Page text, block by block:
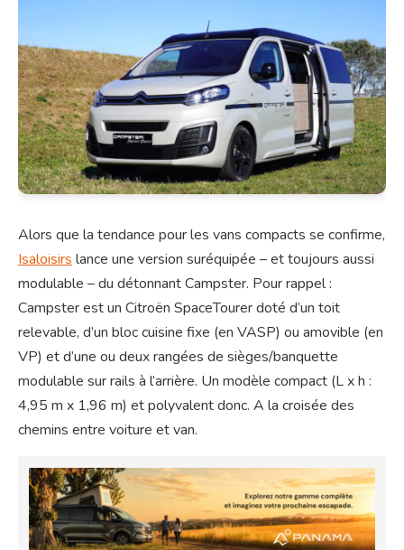
Alors que la tendance pour les vans compacts se confirme,
Isaloisirslance une version suréquipée – et toujours aussi
modulable – du détonnant Campster. Pour rappel :
Campster est un Citroën SpaceTourer doté d’un toit
relevable, d’un bloc cuisine fixe (en VASP) ou amovible (en
VP) et d’une ou deux rangées de sièges/banquette
modulable sur rails à l’arrière. Un modèle compact (L x h :
4,95 m x 1,96 m) et polyvalent donc. A la croisée des
chemins entre voiture et van.